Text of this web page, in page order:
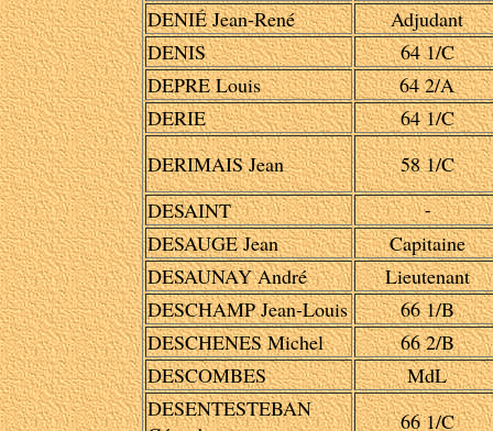
DENIÉ Jean-René
Adjudant
DENIS
64 1/C
DEPRE Louis
64 2/A
DERIE
64 1/C
DERIMAIS Jean
58 1/C
DESAINT
-
DESAUGE Jean
Capitaine
DESAUNAY André
Lieutenant
DESCHAMP Jean-Louis
66 1/B
DESCHENES Michel
66 2/B
DESCOMBES
MdL
DESENTESTEBAN
66 1/C